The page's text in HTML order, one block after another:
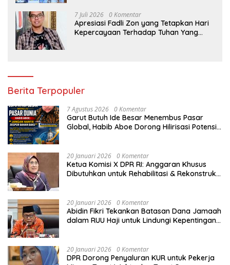
7 Juli 2026 0 Komentar
Apresiasi Fadli Zon yang Tetapkan Hari
Kepercayaan Terhadap Tuhan Yang
Berita Terpopuler
7 Agustus 2026 0 Komentar
Garut Butuh Ide Besar Menembus Pasar
Global, Habib Aboe Dorong Hilirisasi Potensi
20 Januari 2026 0 Komentar
Ketua Komisi X DPR RI: Anggaran Khusus
Dibutuhkan untuk Rehabilitasi & Rekonstruksi
20 Januari 2026 0 Komentar
Abidin Fikri Tekankan Batasan Dana Jamaah
dalam RUU Haji untuk Lindungi Kepentingan
20 Januari 2026 0 Komentar
DPR Dorong Penyaluran KUR untuk Pekerja